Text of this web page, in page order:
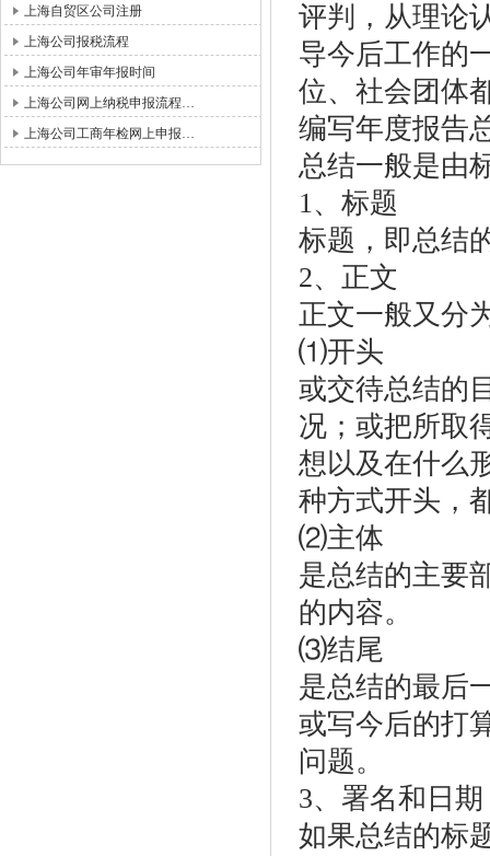
上海自贸区公司注册
上海公司报税流程
上海公司年审年报时间
上海公司网上纳税申报流程…
上海公司工商年检网上申报…
评判，从理论
导今后工作的
位、社会团体
编写年度报告
总结一般是由
1、标题
标题，即总结
2、正文
正文一般又分
⑴开头
或交待总结的
况；或把所取
想以及在什么
种方式开头，
⑵主体
是总结的主要
的内容。
⑶结尾
是总结的最后
或写今后的打
问题。
3、署名和日期
如果总结的标